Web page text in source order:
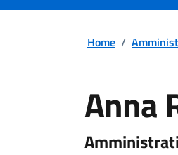
Home /
Anna